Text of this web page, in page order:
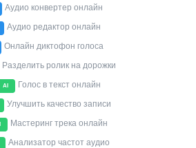
Аудио конвертер онлайн
Аудио редактор онлайн
Онлайн диктофон голоса
Разделить ролик на дорожки
AI Голос в текст онлайн
Улучшить качество записи
Мастеринг трека онлайн
Анализатор частот аудио